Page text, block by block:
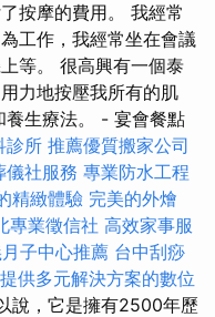
按摩的費用。 我經常
工作，我經常坐在會議
等。 很高興有一個泰
力地按壓我所有的肌
養生療法。 - 宴會餐點
診所 推薦優質搬家公司
儀社服務 專業防水工程
精緻體驗 完美的外燴
專業徵信社 高效家事服
子中心推薦 台中刮痧
提供多元解決方案的數位
說，它是擁有2500年歷